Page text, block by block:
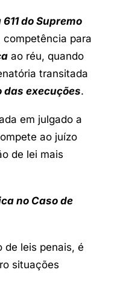
do Supremo
competência para
ao réu, quando
transitada
das execuções.
em julgado a
ao juízo
de lei mais
no Caso de
de leis penais, é
situações